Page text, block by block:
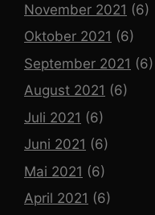
November 2021 (6)
Oktober 2021 (6)
September 2021 (6)
August 2021 (6)
Juli 2021 (6)
Juni 2021 (6)
Mai 2021 (6)
April 2021 (6)